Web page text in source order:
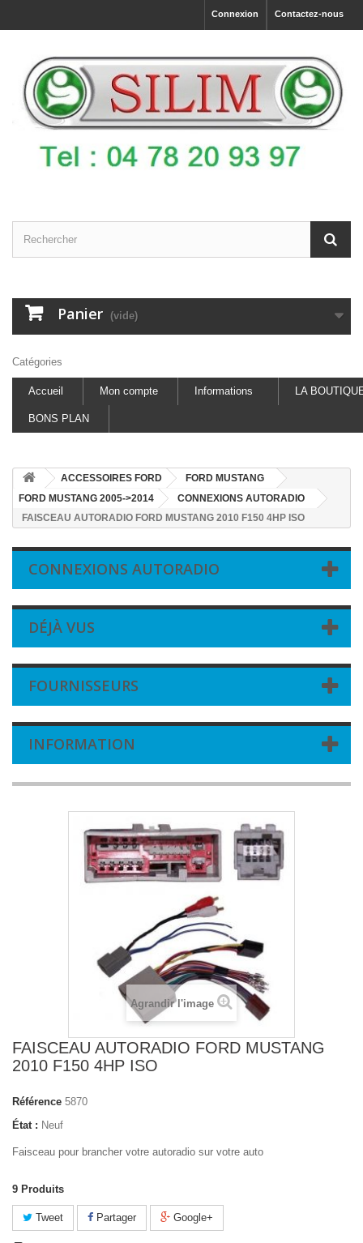
Contactez-nous
Connexion
Panier (vide)
Catégories
Accueil Mon compte Informations LA
BONS PLAN
ACCESSOIRES FORD
FORD MUSTANG
FORD MUSTANG 2005->2014
CONNEXIONS AUTORADIO
FAISCEAU AUTORADIO FORD MUSTANG 2010 F150 4HP ISO
CONNEXIONS AUTORADIO
DÉJÀ VUS
FOURNISSEURS
INFORMATION
Agrandir l'image
FAISCEAU AUTORADIO FORD MUSTANG
2010 F150 4HP ISO
Référence 5870
État : Neuf
Faisceau pour brancher votre autoradio sur votre auto
9 Produits
Tweet Partager Google+